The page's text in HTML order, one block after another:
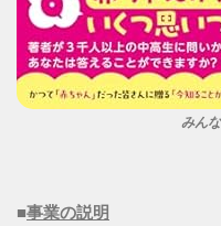
みん
■事業の説明